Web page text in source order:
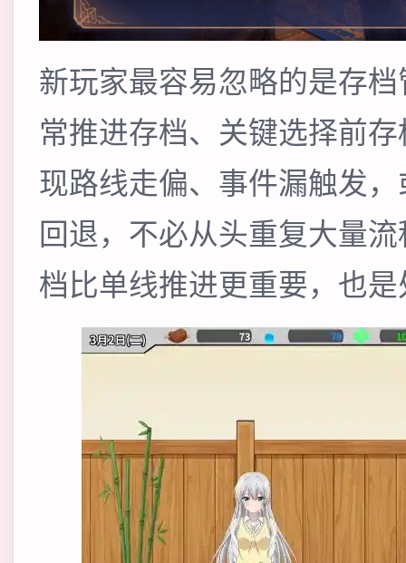
新玩家最容易忽略的是存
常推进存档、关键选择前
现路线走偏、事件漏触发
回退，不必从头重复大量
档比单线推进更重要，也